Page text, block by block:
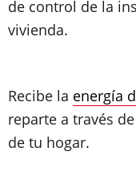
de control de la
vivienda.
Recibe la energía
reparte a través
de tu hogar.